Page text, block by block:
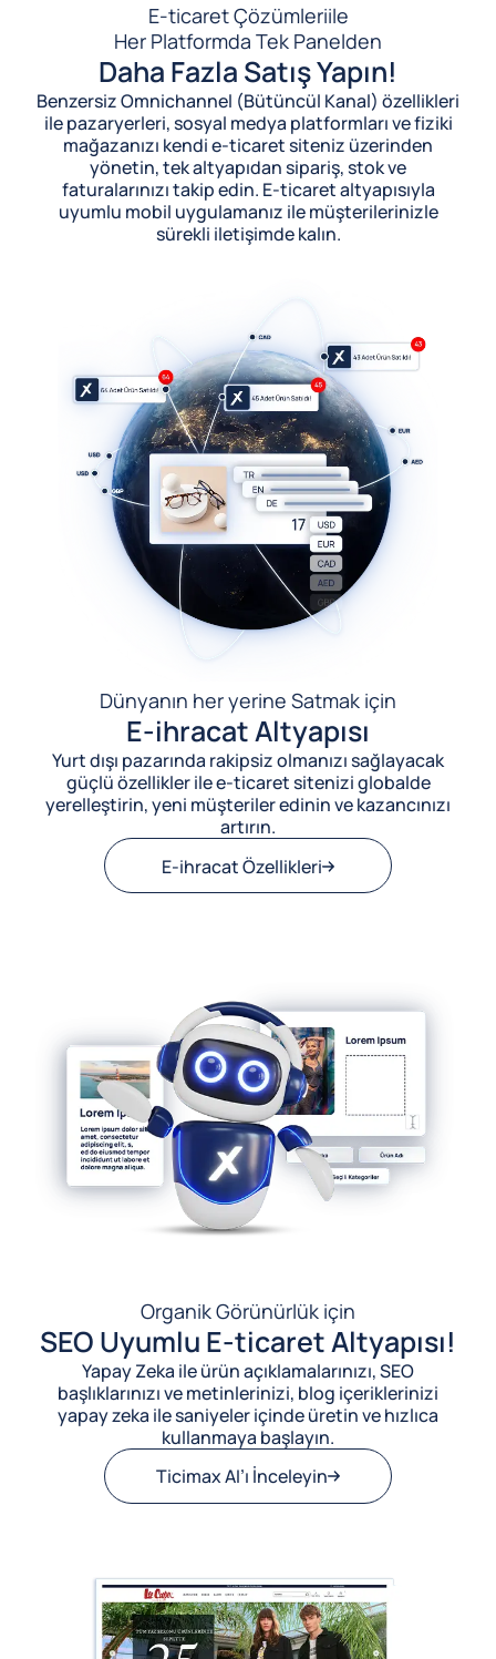
E-ticaret Çözümleriile
Her Platformda Tek Panelden
Daha Fazla Satış Yapın!
Benzersiz Omnichannel (Bütüncül Kanal) özellikleri
ile pazaryerleri, sosyal medya platformları ve fiziki
mağazanızı kendi e-ticaret siteniz üzerinden
yönetin, tek altyapıdan sipariş, stok ve
faturalarınızı takip edin. E-ticaret altyapısıyla
uyumlu mobil uygulamanız ile müşterilerinizle
sürekli iletişimde kalın.
Dünyanın her yerine Satmak için
E-ihracat Altyapısı
Yurt dışı pazarında rakipsiz olmanızı sağlayacak
güçlü özellikler ile e-ticaret sitenizi globalde
yerelleştirin, yeni müşteriler edinin ve kazancınızı
artırın.
E-ihracat Özellikleri
Organik Görünürlük için
SEO Uyumlu E-ticaret Altyapısı!
Yapay Zeka ile ürün açıklamalarınızı, SEO
başlıklarınızı ve metinlerinizi, blog içeriklerinizi
yapay zeka ile saniyeler içinde üretin ve hızlıca
kullanmaya başlayın.
Ticimax AI’ı İnceleyin